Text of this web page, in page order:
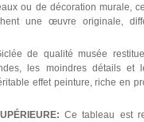
ou de décoration murale,
une œuvre originale,
de qualité musée
les moindres détails et
effet peinture, riche en
Ce tableau est